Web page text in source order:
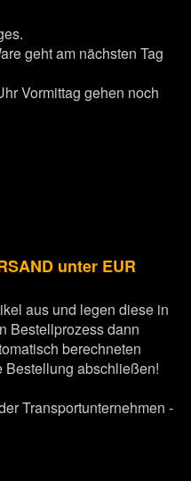
geht am nächsten Tag
Vormittag gehen noch
unter EUR
aus und legen diese in
Bestellprozess dann
berechneten
Bestellung abschließen!
Transportunternehmen -